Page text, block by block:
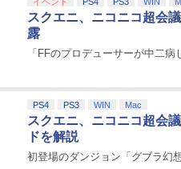
スクエニ、ニコニコ超会
露
「FFのプロデューサーが中二
PS4 PS3 WIN Mac
スクエニ、ニコニコ超会
ドを解説
初登場のダンジョン「グブラ幻